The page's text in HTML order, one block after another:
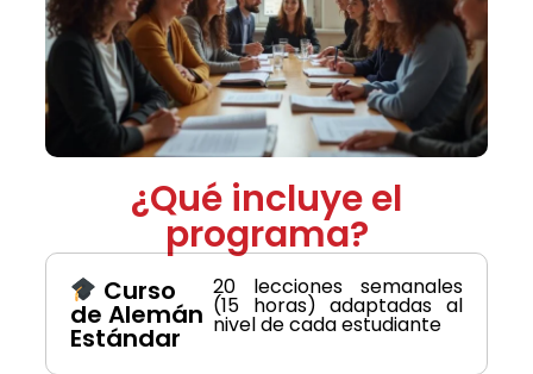
¿Qué incluye el
programa?
Curso
de Alemán
Estándar
20 lecciones semanales
(15 horas) adaptadas al
nivel de cada estudiante